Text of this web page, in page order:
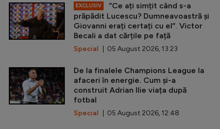
EXCLUSIV
”Ce ați simțit când s-a
prăpădit Lucescu? Dumneavoastră și
Giovanni erați certați cu el”. Victor
Becali a dat cărțile pe față
Special | 05 August 2026, 13:23
De la finalele Champions League la
afaceri în energie. Cum și-a
construit Adrian Ilie viața după
fotbal
Special | 05 August 2026, 12:48